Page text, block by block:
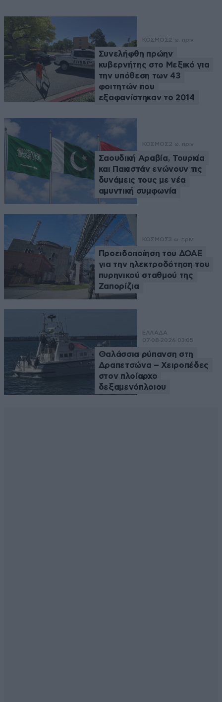
ΚΟΣΜΟΣ2 ω. πριν
Συνελήφθη πρώην
κυβερνήτης στο Μεξικό για
την υπόθεση των 43
φοιτητών που
εξαφανίστηκαν το 2014
ΚΟΣΜΟΣ2 ω. πριν
Σαουδική Αραβία, Τουρκία
και Πακιστάν ενώνουν τις
δυνάμεις τους με νέα
αμυντική συμφωνία
ΚΟΣΜΟΣ3 ω. πριν
Προειδοποίηση του ΔΟΑΕ
για την ηλεκτροδότηση του
πυρηνικού σταθμού της
Ζαπορίζια
ΕΛΛΑΔΑ
07·08·2026 03:05
Θαλάσσια ρύπανση στη
Δραπετσώνα – Χειροπέδες
στον πλοίαρχο
δεξαμενόπλοιου